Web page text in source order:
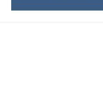
債務整理 退
離婚 財産分
民事再生とは
民事事件 解
医療過誤 法